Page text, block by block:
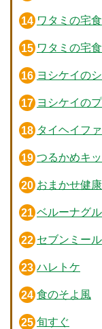
ワタミの宅食
ワタミの宅
ヨシケイの
ヨシケイの
タイヘイフ
つるかめキ
おまかせ健
ベルーナグ
セブンミール
ハレトケ
食のそよ風
旬すぐ